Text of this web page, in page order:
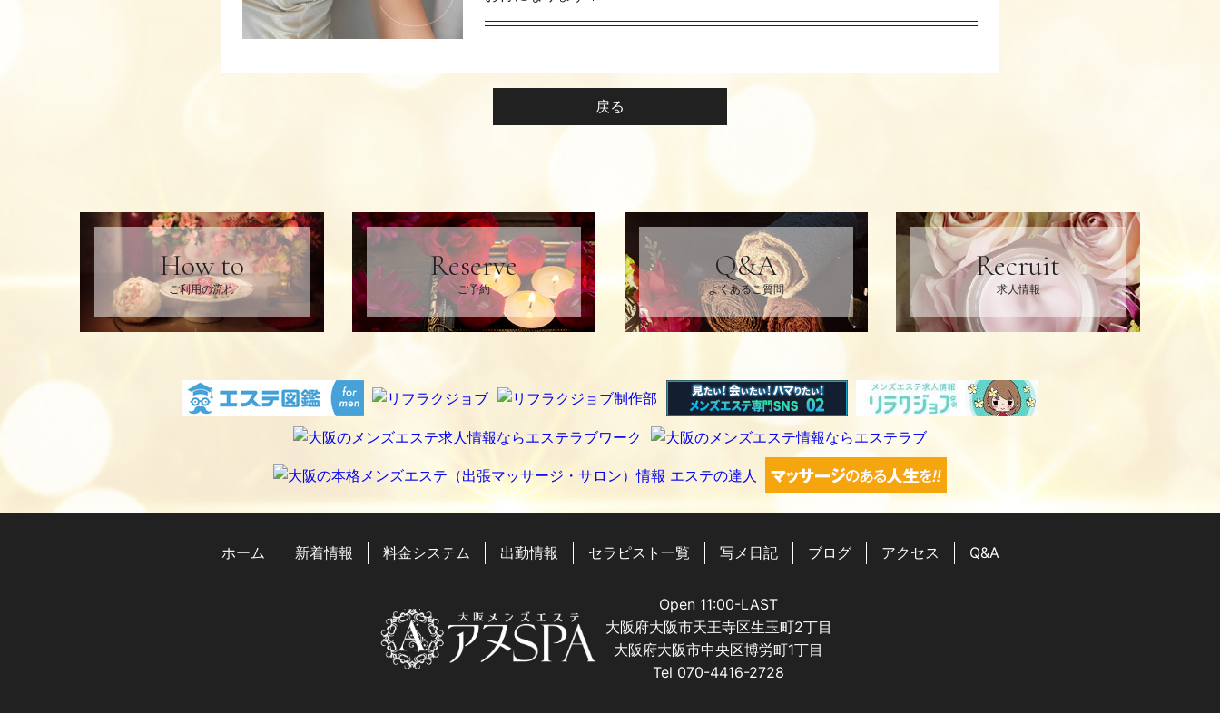
戻る
How to
ご利用の流れ
Reserve
ご予約
Q&A
よくあるご質問
Recruit
求人情報
ホーム 新着情報 料金システム 出勤情報 セラピスト一覧 写メ日記 ブログ アクセス Q&A
Open 11:00-LAST
大阪府大阪市天王寺区生玉町2丁目
大阪府大阪市中央区博労町1丁目
Tel 070-4416-2728